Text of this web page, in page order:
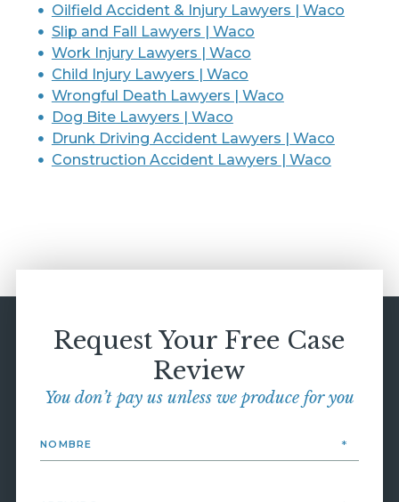
Oilfield Accident & Injury Lawyers | Waco
Slip and Fall Lawyers | Waco
Work Injury Lawyers | Waco
Child Injury Lawyers | Waco
Wrongful Death Lawyers | Waco
Dog Bite Lawyers | Waco
Drunk Driving Accident Lawyers | Waco
Construction Accident Lawyers | Waco
Request Your Free Case
Review
You don’t pay us unless we produce for you